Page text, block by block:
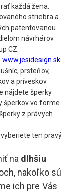
každá žena.
striebra a
patentovanou
návrhárov
CZ.
www.jesidesign.sk
prsteňov,
a príveskov
nájdete šperky
šperkov vo forme
z právych
ten pravý
na dlhšiu
nakoľko sú
ich pre Vás